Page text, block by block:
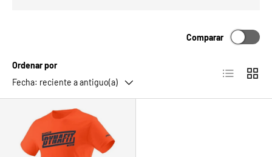
Ordenar por
Fecha: reciente a antiguo(a)
Comparar
Lista